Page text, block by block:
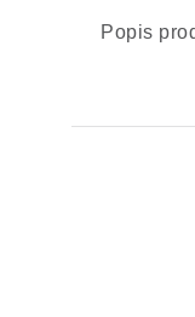
Popis